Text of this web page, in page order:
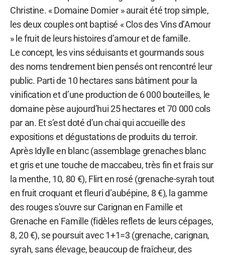
Christine. « Domaine Dornier » aurait été trop simple,
les deux couples ont baptisé « Clos des Vins d’Amour
» le fruit de leurs histoires d’amour et de famille.
Le concept, les vins séduisants et gourmands sous
des noms tendrement bien pensés ont rencontré leur
public. Parti de 10 hectares sans bâtiment pour la
vinification et d’une production de 6 000 bouteilles, le
domaine pèse aujourd’hui 25 hectares et 70 000 cols
par an. Et s’est doté d’un chai qui accueille des
expositions et dégustations de produits du terroir.
Après Idylle en blanc (assemblage grenaches blanc
et gris et une touche de maccabeu, très fin et frais sur
la menthe, 10, 80 €), Flirt en rosé (grenache-syrah tout
en fruit croquant et fleuri d’aubépine, 8 €), la gamme
des rouges s’ouvre sur Carignan en Famille et
Grenache en Famille (fidèles reflets de leurs cépages,
8, 20 €), se poursuit avec 1+1=3 (grenache, carignan,
syrah, sans élevage, beaucoup de fraîcheur, des